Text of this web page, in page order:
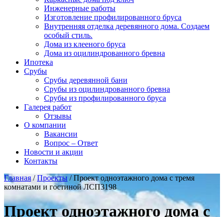
Инженерные работы
Изготовление профилированного бруса
Внутренняя отделка деревянного дома. Создаем
особый стиль.
Дома из клееного бруса
Дома из оцилиндрованного бревна
Ипотека
Срубы
Срубы деревянной бани
Срубы из оцилиндрованного бревна
Срубы из профилированного бруса
Галерея работ
Отзывы
О компании
Вакансии
Вопрос – Ответ
Новости и акции
Контакты
Главная / Проекты / Проект одноэтажного дома с тремя
комнатами и гостиной ЛСП3198
Проект одноэтажного дома с